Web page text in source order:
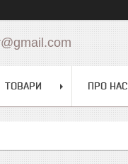
ТОВАРИ ПРО НАС